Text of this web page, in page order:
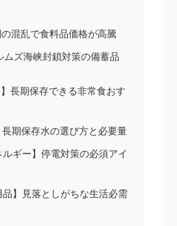
混乱で食料品価格が高騰
ムズ海峡封鎖対策の備蓄品
】長期保存できる非常食おす
長期保存水の選び方と必要量
ルギー】停電対策の必須アイ
品】見落としがちな生活必需